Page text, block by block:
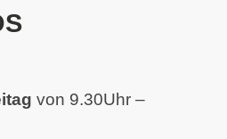
von 9.30Uhr –